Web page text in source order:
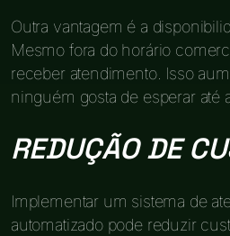
Outra vantagem é a
Mesmo fora do horário
receber atendimento. Isso
ninguém gosta de esperar até
REDUÇÃO DE
Implementar um sistema de
automatizado pode reduzir